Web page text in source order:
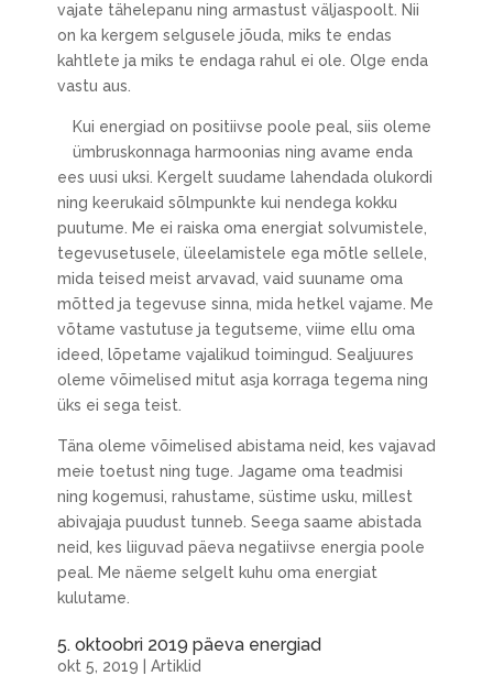
vajate tähelepanu ning armastust väljaspoolt. Nii
on ka kergem selgusele jõuda, miks te endas
kahtlete ja miks te endaga rahul ei ole. Olge enda
vastu aus.
Kui energiad on positiivse poole peal, siis oleme
ümbruskonnaga harmoonias ning avame enda
ees uusi uksi. Kergelt suudame lahendada olukordi
ning keerukaid sõlmpunkte kui nendega kokku
puutume. Me ei raiska oma energiat solvumistele,
tegevusetusele, üleelamistele ega mõtle sellele,
mida teised meist arvavad, vaid suuname oma
mõtted ja tegevuse sinna, mida hetkel vajame. Me
võtame vastutuse ja tegutseme, viime ellu oma
ideed, lõpetame vajalikud toimingud. Sealjuures
oleme võimelised mitut asja korraga tegema ning
üks ei sega teist.
Täna oleme võimelised abistama neid, kes vajavad
meie toetust ning tuge. Jagame oma teadmisi
ning kogemusi, rahustame, süstime usku, millest
abivajaja puudust tunneb. Seega saame abistada
neid, kes liiguvad päeva negatiivse energia poole
peal. Me näeme selgelt kuhu oma energiat
kulutame.
5. oktoobri 2019 päeva energiad
okt 5, 2019 Artiklid